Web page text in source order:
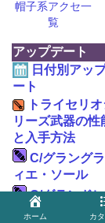
帽子系アクセ一
覧
アップデート
日付別アッ
ート
トライセリ
リーズ武器の性
と入手方法
C/グラング
ィエ・ソール
C/グランドレ
ド・キーパⅡ
ホーム カ